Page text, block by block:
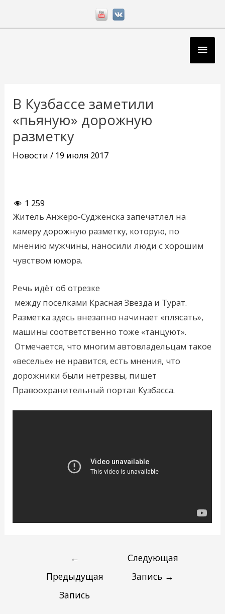
В Кузбассе заметили
«пьяную» дорожную
разметку
Новости / 19 июля 2017
1 259
Житель Анжеро-Судженска запечатлел на
камеру дорожную разметку, которую, по
мнению мужчины, наносили люди с хорошим
чувством юмора.
Речь идёт об отрезке
между поселками Красная Звезда и Турат.
Разметка здесь внезапно начинает «плясать»,
машины соответственно тоже «танцуют».
Отмечается, что многим автовладельцам такое
«веселье» не нравится, есть мнения, что
дорожники были нетрезвы, пишет
Правоохранительный портал Кузбасса.
записям
←
Предыдущая
Запись
Следующая
Запись →